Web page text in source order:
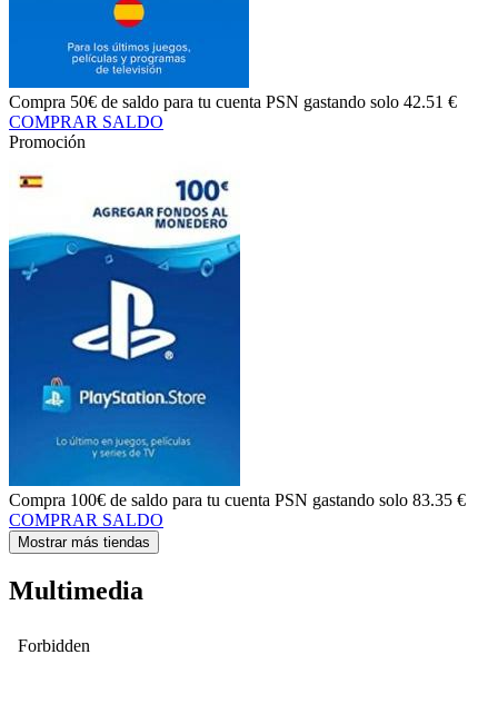
Compra 50€ de saldo para tu cuenta PSN gastando solo 42.51 €
COMPRAR SALDO
Promoción
Compra 100€ de saldo para tu cuenta PSN gastando solo 83.35 €
COMPRAR SALDO
Mostrar más tiendas
Multimedia